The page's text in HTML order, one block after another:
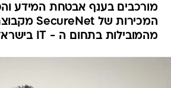
מורכבים בענף אבטחת המידע
מהמובילות בתחום ה - IT בישראל